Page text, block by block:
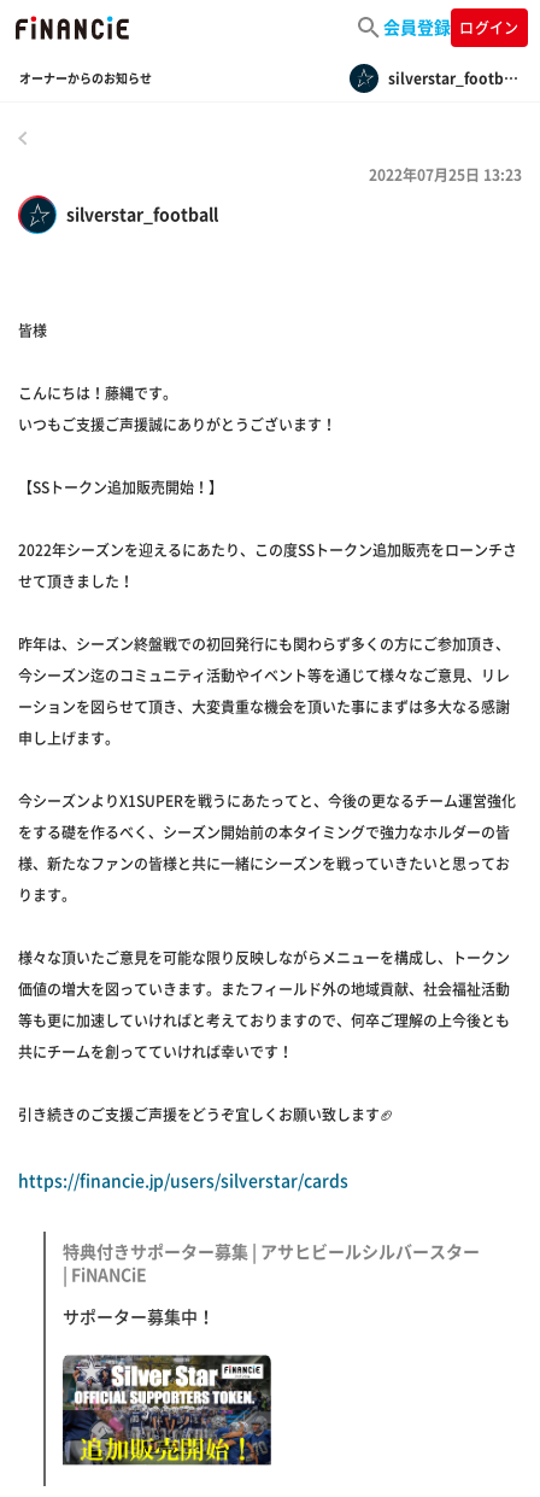
会員登録 ログイン
オーナーからのお知らせ silverstar_football
silverstar_football
2022年07月25日 13:23
皆様
こんにちは！藤縄です。
いつもご支援ご声援誠にありがとうございます！
【SSトークン追加販売開始！】
2022年シーズンを迎えるにあたり、この度SSトークン追加販売をローンチさ
せて頂きました！
昨年は、シーズン終盤戦での初回発行にも関わらず多くの方にご参加頂き、
今シーズン迄のコミュニティ活動やイベント等を通じて様々なご意見、リレ
ーションを図らせて頂き、大変貴重な機会を頂いた事にまずは多大なる感謝
申し上げます。
今シーズンよりX1SUPERを戦うにあたってと、今後の更なるチーム運営強化
をする礎を作るべく、シーズン開始前の本タイミングで強力なホルダーの皆
様、新たなファンの皆様と共に一緒にシーズンを戦っていきたいと思ってお
ります。
様々な頂いたご意見を可能な限り反映しながらメニューを構成し、トークン
価値の増大を図っていきます。またフィールド外の地域貢献、社会福祉活動
等も更に加速していければと考えておりますので、何卒ご理解の上今後とも
共にチームを創ってていければ幸いです！
引き続きのご支援ご声援をどうぞ宜しくお願い致します🏈
https://financie.jp/users/silverstar/cards
特典付きサポーター募集 | アサヒビールシルバースター
| FiNANCiE
サポーター募集中！